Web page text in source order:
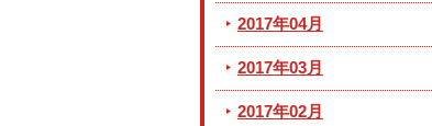
2017年04月
2017年03月
2017年02月